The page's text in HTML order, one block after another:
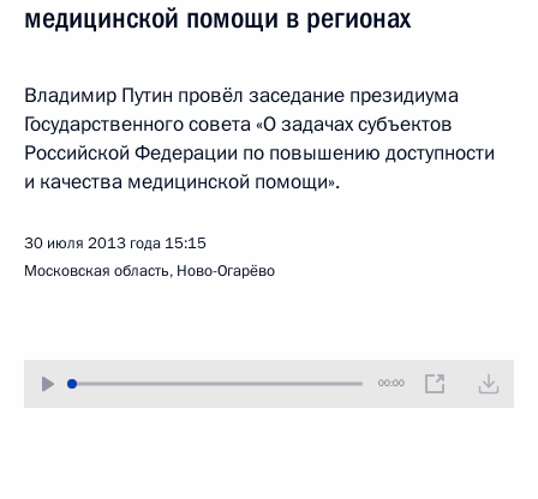
медицинской помощи в регионах
Владимир Путин провёл заседание президиума
Государственного совета «О задачах субъектов
Российской Федерации по повышению доступности
и качества медицинской помощи».
30 июля 2013 года 15:15
Московская область, Ново-Огарёво
00:00